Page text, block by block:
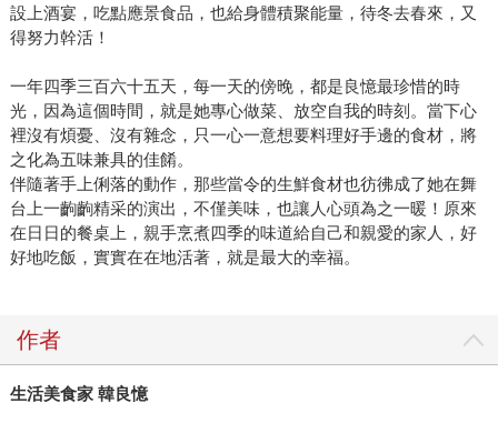
設上酒宴，吃點應景食品，也給身體積聚能量，待冬去春來，又
得努力幹活！
一年四季三百六十五天，每一天的傍晚，都是良憶最珍惜的時
光，因為這個時間，就是她專心做菜、放空自我的時刻。當下心
裡沒有煩憂、沒有雜念，只一心一意想要料理好手邊的食材，將
之化為五味兼具的佳餚。
伴隨著手上俐落的動作，那些當令的生鮮食材也彷彿成了她在舞
台上一齣齣精采的演出，不僅美味，也讓人心頭為之一暖！原來
在日日的餐桌上，親手烹煮四季的味道給自己和親愛的家人，好
好地吃飯，實實在在地活著，就是最大的幸福。
作者
生活美食家 韓良憶